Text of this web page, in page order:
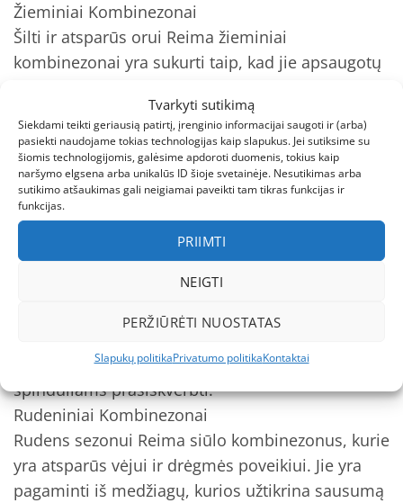
Tvarkyti sutikimą
Siekdami teikti geriausią patirtį, įrenginio informacijai saugoti ir (arba)
pasiekti naudojame tokias technologijas kaip slapukus. Jei sutiksime su
šiomis technologijomis, galėsime apdoroti duomenis, tokius kaip
naršymo elgsena arba unikalūs ID šioje svetainėje. Nesutikimas arba
sutikimo atšaukimas gali neigiamai paveikti tam tikras funkcijas ir
funkcijas.
PRIIMTI
NEIGTI
PERŽIŪRĖTI NUOSTATAS
Slapukų politikaPrivatumo politikaKontaktai
Žieminiai Kombinezonai
Šilti ir atsparūs orui Reima žieminiai
kombinezonai yra sukurti taip, kad jie apsaugotų
aukštos kokybės medžiagų, kurios užtikrina
šilumą ir komfortą.
Pavasariniai Kombinezonai
Lengvi ir kvėpuojantys Reima pavasariniai
kombinezonai yra puikus pasirinkimas šiltiems
orams. Jie yra pagaminti iš medžiagų, kurios
leidžia odai kvėpuoti ir užtikrina sausumą.
Vasariniai Kombinezonai
Reima vasariniai kombinezonai yra lengvi,
yra pagaminti iš medžiagų, kurios neleidžia UV
spinduliams prasiskverbti.
Rudeniniai Kombinezonai
Rudens sezonui Reima siūlo kombinezonus, kurie
yra atsparūs vėjui ir drėgmės poveikiui. Jie yra
pagaminti iš medžiagų, kurios užtikrina sausumą